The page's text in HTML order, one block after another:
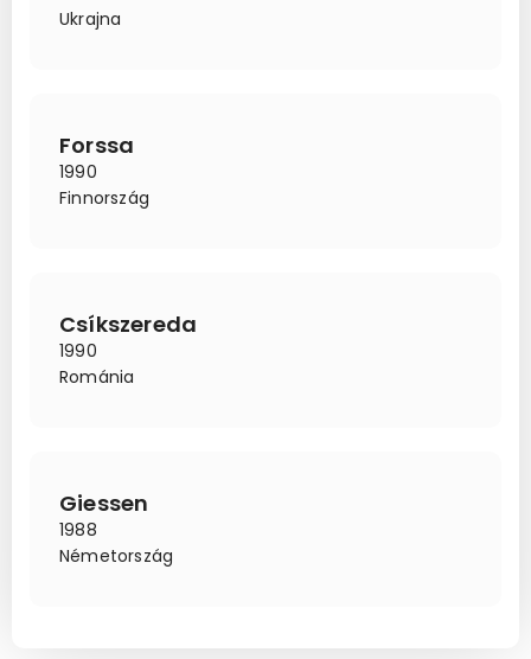
Ukrajna
Forssa
1990
Finnország
Csíkszereda
1990
Románia
Giessen
1988
Németország